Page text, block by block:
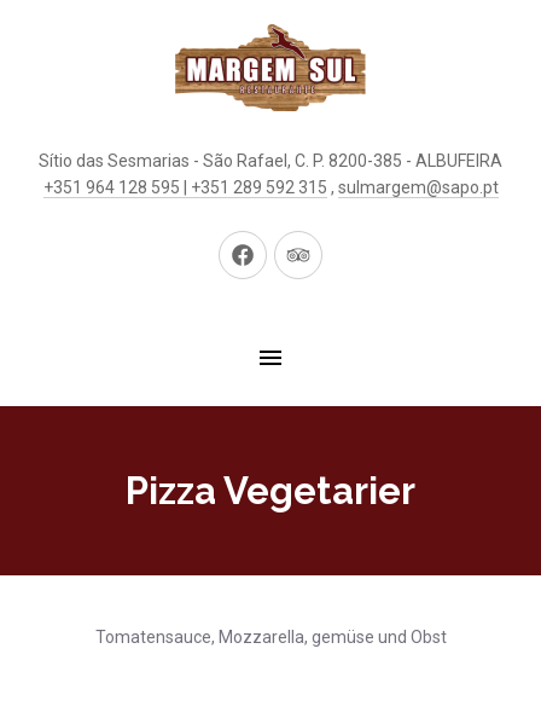
Sítio das Sesmarias - São Rafael, C. P. 8200-385 - ALBUFEIRA
+351 964 128 595 | +351 289 592 315 , sulmargem@sapo.pt
Neues Neues
Pizza Vegetarier
Tomatensauce, Mozzarella, gemüse und Obst